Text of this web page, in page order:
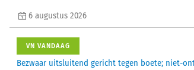
6 augustus 2026
VN VANDAAG
Bezwaar uitsluitend gericht tegen boete; niet-